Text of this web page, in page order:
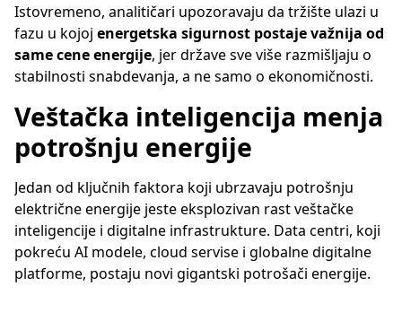
Istovremeno, analitičari upozoravaju da tržište ulazi u
fazu u kojoj energetska sigurnost postaje važnija od
same cene energije, jer države sve više razmišljaju o
stabilnosti snabdevanja, a ne samo o ekonomičnosti.
Veštačka inteligencija menja
potrošnju energije
Jedan od ključnih faktora koji ubrzavaju potrošnju
električne energije jeste eksplozivan rast veštačke
inteligencije i digitalne infrastrukture. Data centri, koji
pokreću AI modele, cloud servise i globalne digitalne
platforme, postaju novi gigantski potrošači energije.